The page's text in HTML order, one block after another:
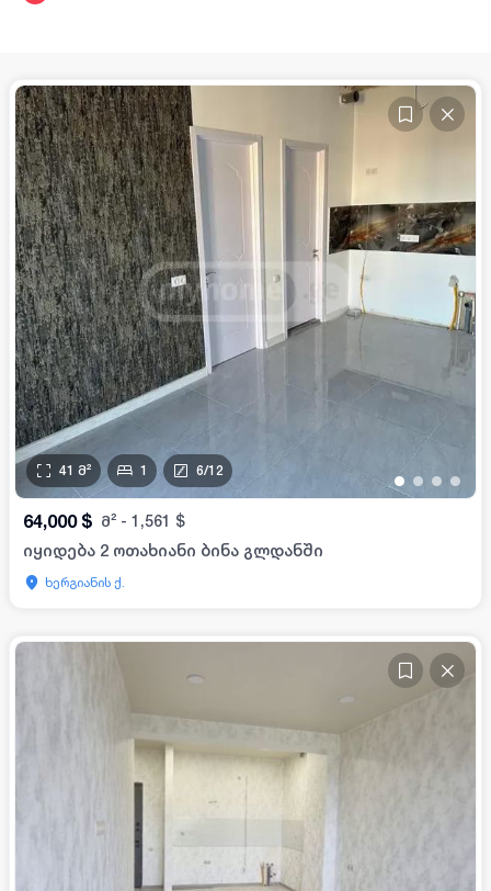
• • • •
41 მ² 1 6/12
64,000 $ მ² - 1,561 $
იყიდება 2 ოთახიანი ბინა გლდანში
ხერგიანის ქ.